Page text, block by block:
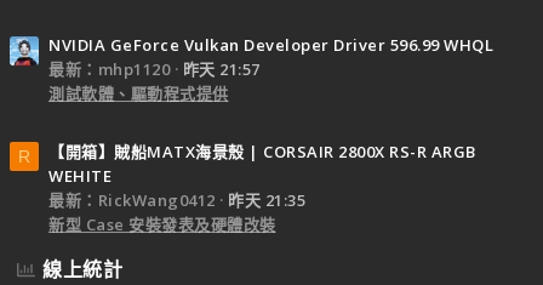
NVIDIA GeForce Vulkan Developer Driver 596.99 WHQL
最新：mhp1120
昨天 21:57
測試軟體、驅動程式提供
R
【開箱】賊船MATX海景殼 | CORSAIR 2800X RS-R ARGB
WEHITE
最新：RickWang0412
昨天 21:35
新型 Case 安裝發表及硬體改裝
線上統計